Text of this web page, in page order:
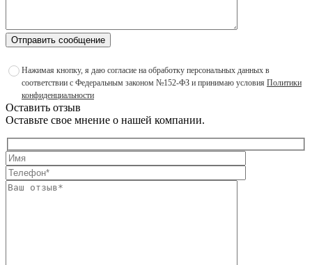
Отправить сообщение
Нажимая кнопку, я даю согласие на обработку персональных данных в
соответствии с Федеральным законом №152-ФЗ и принимаю условия Политики
конфиденциальности
Оставить отзыв
Оставьте свое мнение о нашей компании.